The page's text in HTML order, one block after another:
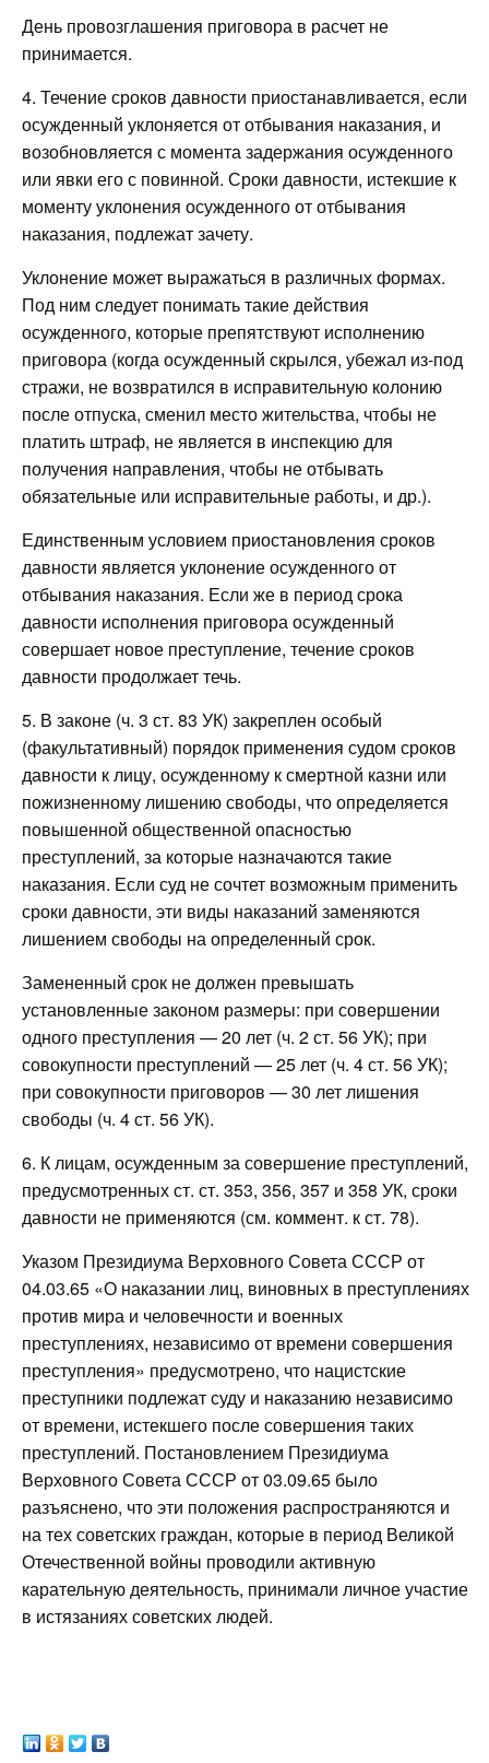
День провозглашения приговора в расчет не
принимается.
4. Течение сроков давности приостанавливается, если
осужденный уклоняется от отбывания наказания, и
возобновляется с момента задержания осужденного
или явки его с повинной. Сроки давности, истекшие к
моменту уклонения осужденного от отбывания
наказания, подлежат зачету.
Уклонение может выражаться в различных формах.
Под ним следует понимать такие действия
осужденного, которые препятствуют исполнению
приговора (когда осужденный скрылся, убежал из-под
стражи, не возвратился в исправительную колонию
после отпуска, сменил место жительства, чтобы не
платить штраф, не является в инспекцию для
получения направления, чтобы не отбывать
обязательные или исправительные работы, и др.).
Единственным условием приостановления сроков
давности является уклонение осужденного от
отбывания наказания. Если же в период срока
давности исполнения приговора осужденный
совершает новое преступление, течение сроков
давности продолжает течь.
5. В законе (ч. 3 ст. 83 УК) закреплен особый
(факультативный) порядок применения судом сроков
давности к лицу, осужденному к смертной казни или
пожизненному лишению свободы, что определяется
повышенной общественной опасностью
преступлений, за которые назначаются такие
наказания. Если суд не сочтет возможным применить
сроки давности, эти виды наказаний заменяются
лишением свободы на определенный срок.
Замененный срок не должен превышать
установленные законом размеры: при совершении
одного преступления — 20 лет (ч. 2 ст. 56 УК); при
совокупности преступлений — 25 лет (ч. 4 ст. 56 УК);
при совокупности приговоров — 30 лет лишения
свободы (ч. 4 ст. 56 УК).
6. К лицам, осужденным за совершение преступлений,
предусмотренных ст. ст. 353, 356, 357 и 358 УК, сроки
давности не применяются (см. коммент. к ст. 78).
Указом Президиума Верховного Совета СССР от
04.03.65 «О наказании лиц, виновных в преступлениях
против мира и человечности и военных
преступлениях, независимо от времени совершения
преступления» предусмотрено, что нацистские
преступники подлежат суду и наказанию независимо
от времени, истекшего после совершения таких
преступлений. Постановлением Президиума
Верховного Совета СССР от 03.09.65 было
разъяснено, что эти положения распространяются и
на тех советских граждан, которые в период Великой
Отечественной войны проводили активную
карательную деятельность, принимали личное участие
в истязаниях советских людей.